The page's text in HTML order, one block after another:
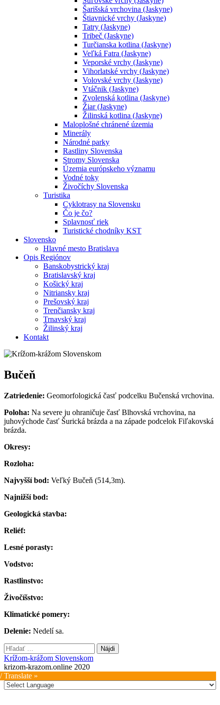
Šarišská vrchovina (Jaskyne)
Štiavnické vrchy (Jaskyne)
Tatry (Jaskyne)
Tribeč (Jaskyne)
Turčianska kotlina (Jaskyne)
Veľká Fatra (Jaskyne)
Veporské vrchy (Jaskyne)
Vihorlatské vrchy (Jaskyne)
Volovské vrchy (Jaskyne)
Vtáčnik (Jaskyne)
Zvolenská kotlina (Jaskyne)
Žiar (Jaskyne)
Žilinská kotlina (Jaskyne)
Maloplošné chránené územia
Minerály
Národné parky
Rastliny Slovenska
Stromy Slovenska
Územia európskeho významu
Vodné toky
Živočíchy Slovenska
Turistika
Cyklotrasy na Slovensku
Čo je čo?
Splavnosť riek
Turistické chodníky KST
Slovensko
Hlavné mesto Bratislava
Opis Regiónov
Banskobystrický kraj
Bratislavský kraj
Košický kraj
Nitriansky kraj
Prešovský kraj
Trenčiansky kraj
Trnavský kraj
Žilinský kraj
Kontakt
Bučeň
Zatriedenie: Geomorfologická časť podcelku Bučenská vrchovina.
Poloha: Na severe ju ohraničuje časť Blhovská vrchovina, na
juhovýchode časť Šurická brázda a na západe podcelok Fiľakovská
brázda.
Okresy:
Rozloha:
Najvyšší bod: Veľký Bučeň (514,3m).
Najnižší bod:
Geologická stavba:
Reliéf:
Lesné porasty:
Vodstvo:
Rastlinstvo:
Živočíšstvo:
Klimatické pomery:
Delenie: Nedelí sa.
Hľadať:
Krížom-krážom Slovenskom
krizom-krazom.online 2020
Translate »